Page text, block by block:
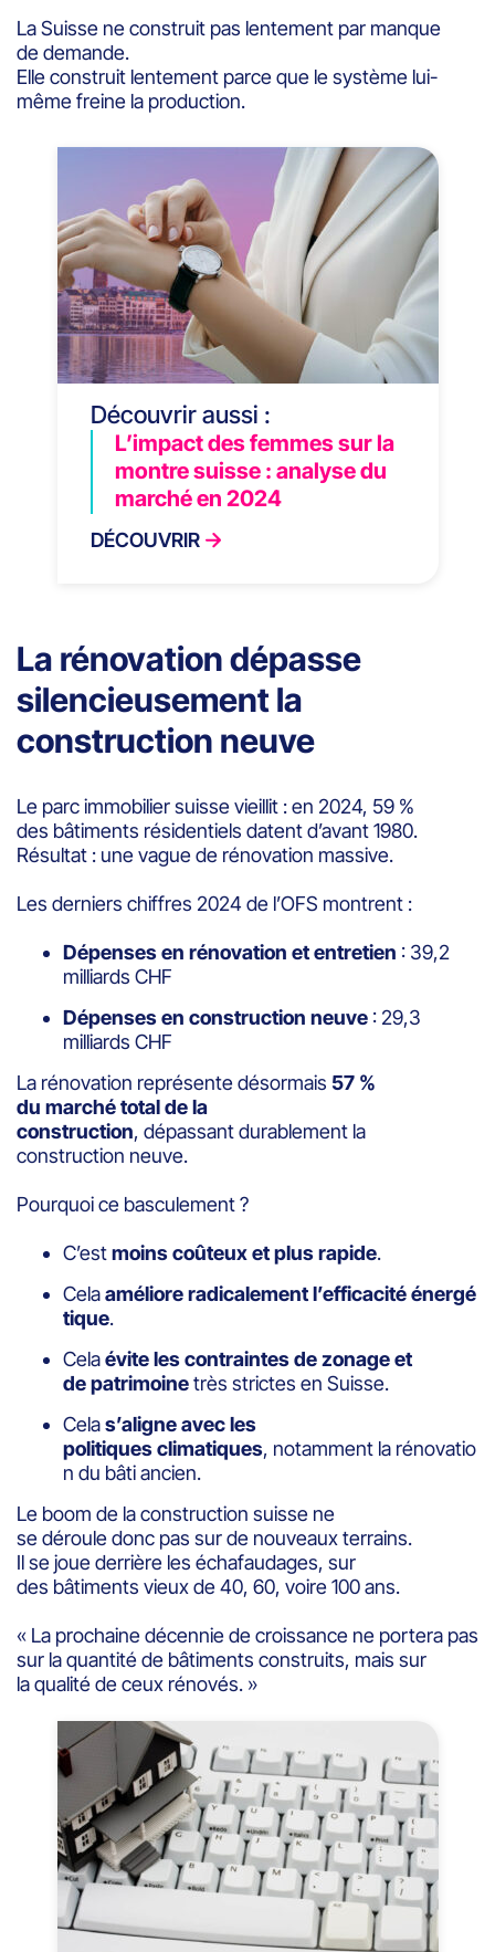
La Suisse ne construit pas lentement par manque
de demande.
Elle construit lentement parce que le système lui-
même freine la production.
Découvrir aussi :
L’impact des femmes sur la
montre suisse : analyse du
marché en 2024
DÉCOUVRIR
La rénovation dépasse
silencieusement la
construction neuve
Le parc immobilier suisse vieillit : en 2024, 59 %
des bâtiments résidentiels datent d’avant 1980.
Résultat : une vague de rénovation massive.
Les derniers chiffres 2024 de l’OFS montrent :
Dépenses en rénovation et entretien : 39,2
milliards CHF
Dépenses en construction neuve : 29,3
milliards CHF
La rénovation représente désormais 57 %
du marché total de la
construction, dépassant durablement la
construction neuve.
Pourquoi ce basculement ?
C’estmoins coûteux et plus rapide.
Celaaméliore radicalement l’efficacité énergé
tique.
Celaévite les contraintes de zonage et
de patrimoinetrès strictes en Suisse.
Celas’aligne avec les
politiques climatiques, notamment la rénovatio
n du bâti ancien.
Le boom de la construction suisse ne
se déroule donc pas sur de nouveaux terrains.
Il se joue derrière les échafaudages, sur
des bâtiments vieux de 40, 60, voire 100 ans.
« La prochaine décennie de croissance ne portera pas
sur la quantité de bâtiments construits, mais sur
la qualité de ceux rénovés. »